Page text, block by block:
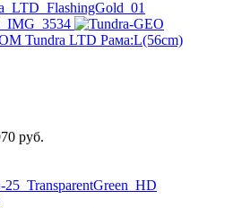
Tundra LTD Рама:L(56cm)
руб.